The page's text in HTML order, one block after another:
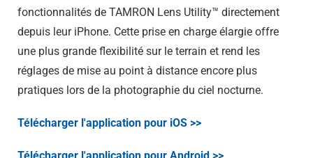
fonctionnalités de TAMRON Lens Utility™ directement
depuis leur iPhone. Cette prise en charge élargie offre
une plus grande flexibilité sur le terrain et rend les
réglages de mise au point à distance encore plus
pratiques lors de la photographie du ciel nocturne.
Télécharger l'application pour iOS >>